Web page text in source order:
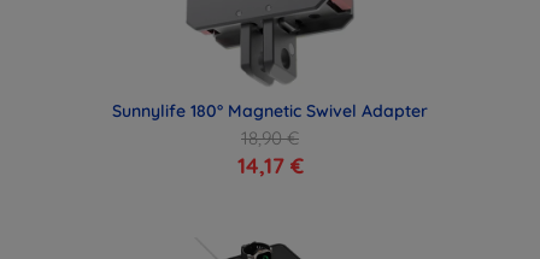
Sunnylife 180° Magnetic Swivel Adapter
18,90 €
14,17 €